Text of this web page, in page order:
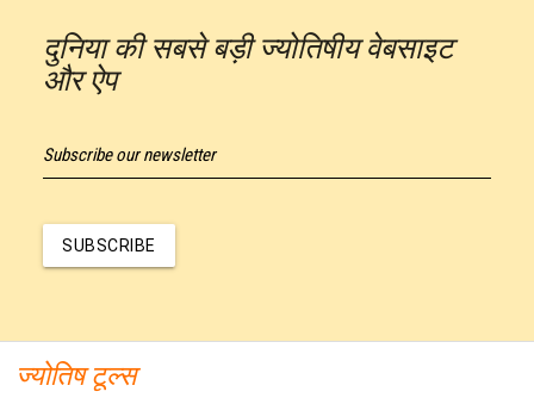
दुनिया की सबसे बड़ी ज्योतिषीय वेबसाइट
और ऐप
Subscribe our newsletter
SUBSCRIBE
ज्योतिष टूल्स